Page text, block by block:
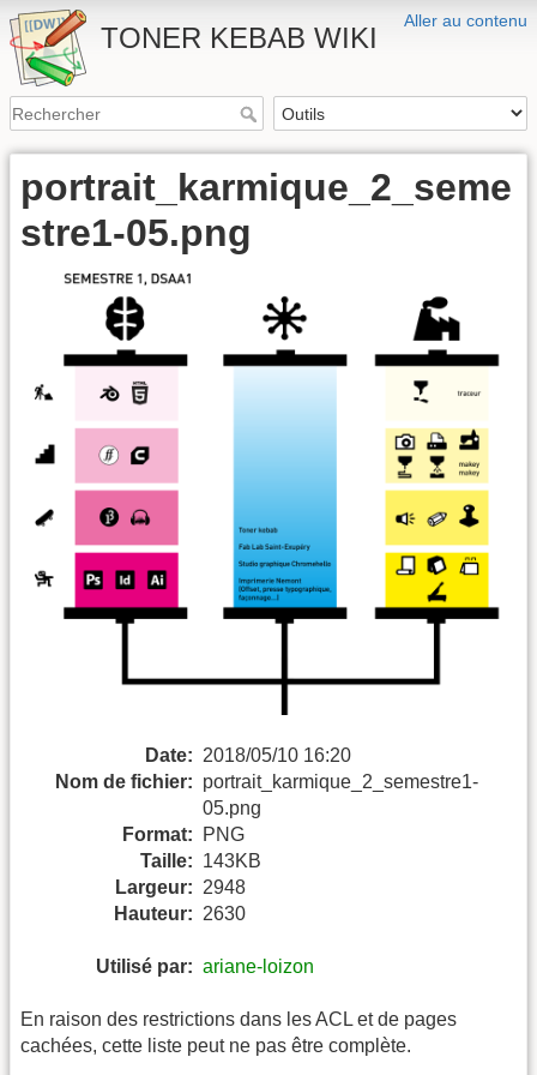
Aller au contenu
TONER KEBAB WIKI
portrait_karmique_2_seme
stre1-05.png
Date: 2018/05/10 16:20
Nom de fichier: portrait_karmique_2_semestre1-
05.png
Format:
PNG
Taille: 143KB
Largeur: 2948
Hauteur: 2630
Utilisé par: ariane-loizon
En raison des restrictions dans les ACL et de pages
cachées, cette liste peut ne pas être complète.